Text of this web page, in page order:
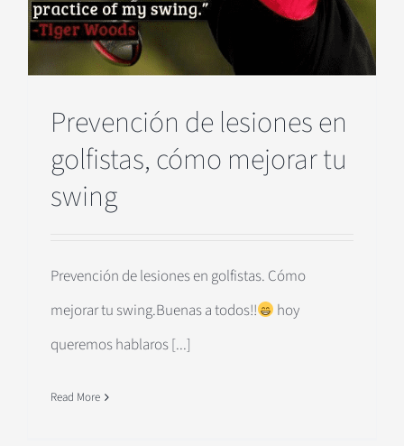
Prevención de lesiones en
golfistas, cómo mejorar tu
swing
Prevención de lesiones en golfistas. Cómo
mejorar tu swing.Buenas a todos!!
hoy
queremos hablaros [...]
Read More